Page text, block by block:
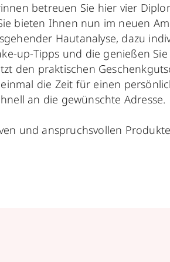
betreuen Sie hier vier
bieten Ihnen nun im neuen
Hautanalyse, dazu
up-Tipps und die genießen
den praktischen
einmal die Zeit für einen
an die gewünschte Adresse.
und anspruchsvollen